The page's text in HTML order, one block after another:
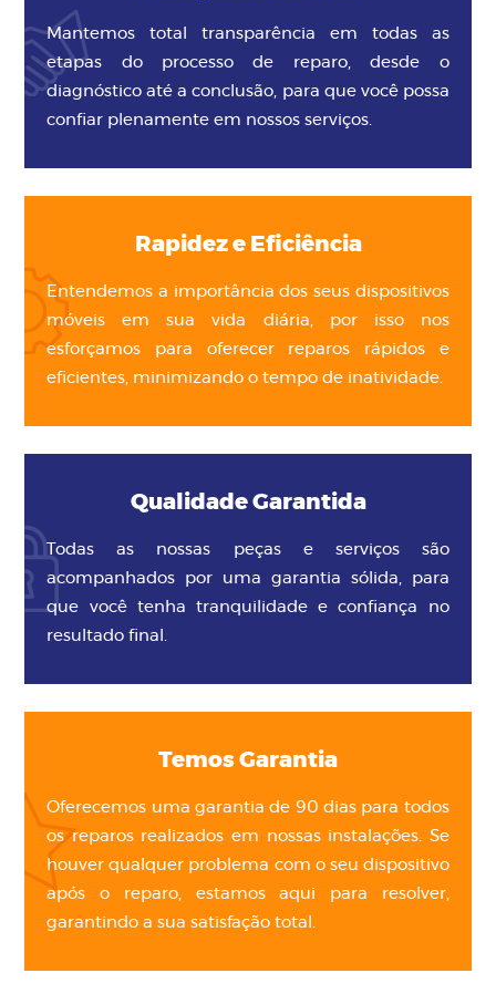
Mantemos total transparência em todas as
etapas do processo de reparo, desde o
diagnóstico até a conclusão, para que você possa
confiar plenamente em nossos serviços.
Rapidez e Eficiência
Entendemos a importância dos seus dispositivos
móveis em sua vida diária, por isso nos
esforçamos para oferecer reparos rápidos e
eficientes, minimizando o tempo de inatividade.
Qualidade Garantida
Todas as nossas peças e serviços são
acompanhados por uma garantia sólida, para
que você tenha tranquilidade e confiança no
resultado final.
Temos Garantia
Oferecemos uma garantia de 90 dias para todos
os reparos realizados em nossas instalações. Se
houver qualquer problema com o seu dispositivo
após o reparo, estamos aqui para resolver,
garantindo a sua satisfação total.